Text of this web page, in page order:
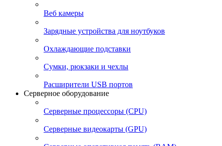
Веб камеры
Зарядные устройства для ноутбуков
Охлаждающие подставки
Сумки, рюкзаки и чехлы
Расширители USB портов
Серверное оборудование
Серверные процессоры (CPU)
Серверные видеокарты (GPU)